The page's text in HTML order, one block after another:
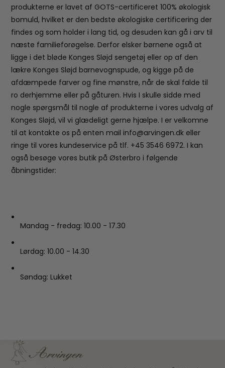
produkterne er lavet af GOTS-certificeret 100% økologisk
bomuld, hvilket er den bedste økologiske certificering der
findes og som holder i lang tid, og desuden kan gå i arv til
næste familieforøgelse. Derfor elsker børnene også at
ligge i det bløde Konges Sløjd sengetøj eller op af den
lækre Konges Sløjd barnevognspude, og kigge på de
afdæmpede farver og fine mønstre, når de skal falde til
ro derhjemme eller på gåturen. Hvis I skulle sidde med
nogle spørgsmål til nogle af produkterne i vores udvalg af
Konges Sløjd, vil vi glædeligt gerne hjælpe. I er velkomne
til at kontakte os på enten mail info@arvingen.dk eller
ringe til vores kundeservice på tlf. +45 3546 6972. I kan
også besøge vores butik på Østerbro i følgende
åbningstider:
Mandag - fredag: 10.00 - 17.30
Lørdag: 10.00 - 14.30
Søndag: Lukket